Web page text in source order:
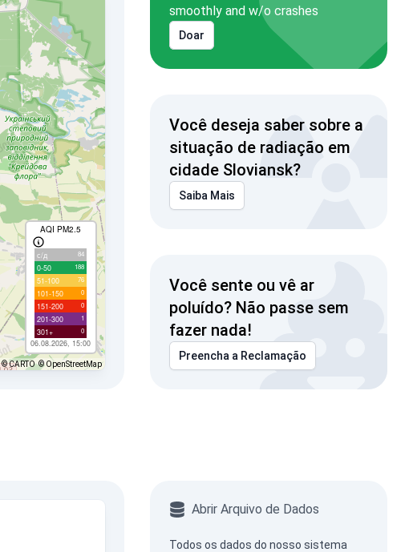
AQI PM2.5
с/д 84
0-50 188
51-100 76
101-150 0
151-200 0
201-300 1
301+ 0
06.08.2026, 15:00
© CARTO © OpenStreetMap
smoothly and w/o crashes
Doar
Você deseja saber sobre a
situação de radiação em
cidade Sloviansk?
Saiba Mais
Você sente ou vê ar
poluído? Não passe sem
fazer nada!
Preencha a Reclamação
Abrir Arquivo de Dados
Todos os dados do nosso sistema